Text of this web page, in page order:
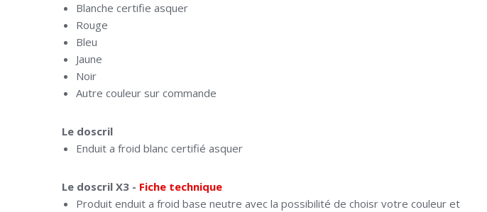
Blanche certifie asquer
Rouge
Bleu
Jaune
Noir
Autre couleur sur commande
Le doscril
Enduit a froid blanc certifié asquer
Le doscril X3 - Fiche technique
Produit enduit a froid base neutre avec la possibilité de choisr votre couleur et